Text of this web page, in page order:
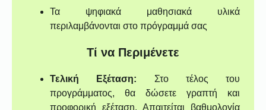
Τα ψηφιακά μαθησιακά υλικά
περιλαμβάνονται στο πρόγραμμά σας
Τί να Περιμένετε
Τελική Εξέταση: Στο τέλος του
προγράμματος, θα δώσετε γραπτή και
προφορική εξέταση. Απαιτείται βαθμολογία